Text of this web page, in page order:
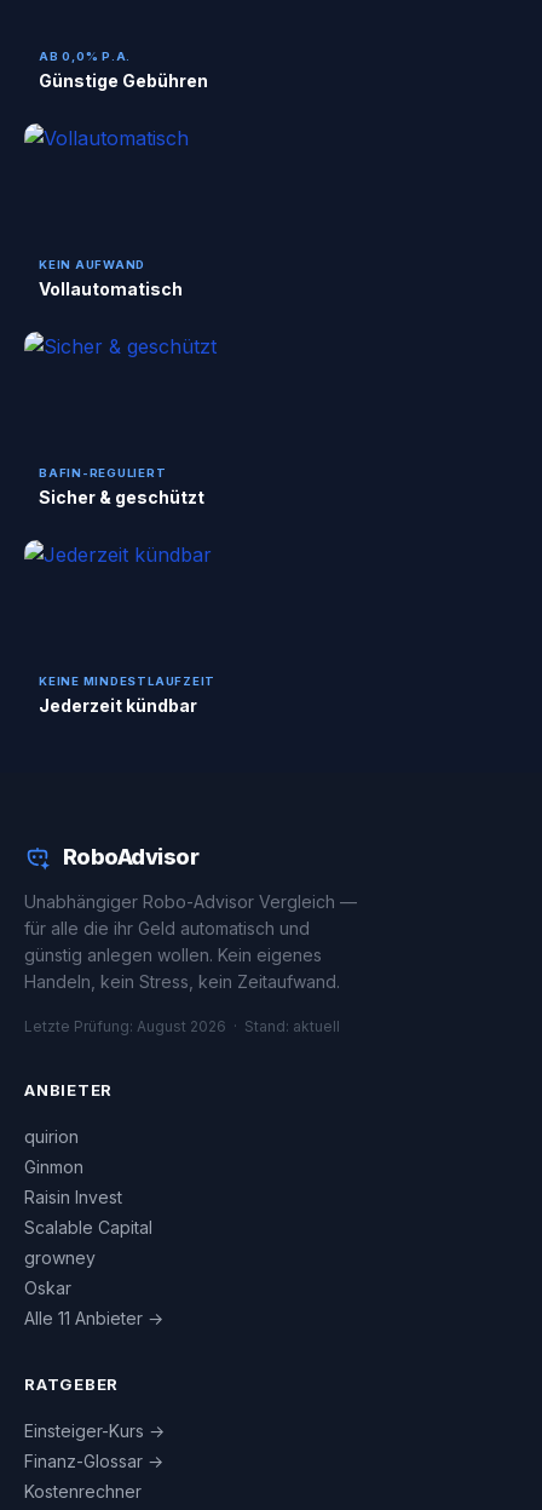
AB 0,0% P.A.
Günstige Gebühren
KEIN AUFWAND
Vollautomatisch
BAFIN-REGULIERT
Sicher & geschützt
KEINE MINDESTLAUFZEIT
Jederzeit kündbar
RoboAdvisor
Unabhängiger Robo-Advisor Vergleich —
für alle die ihr Geld automatisch und
günstig anlegen wollen. Kein eigenes
Handeln, kein Stress, kein Zeitaufwand.
Letzte Prüfung: August 2026 · Stand: aktuell
ANBIETER
quirion
Ginmon
Raisin Invest
Scalable Capital
growney
Oskar
Alle 11 Anbieter →
RATGEBER
Einsteiger-Kurs →
Finanz-Glossar →
Kostenrechner